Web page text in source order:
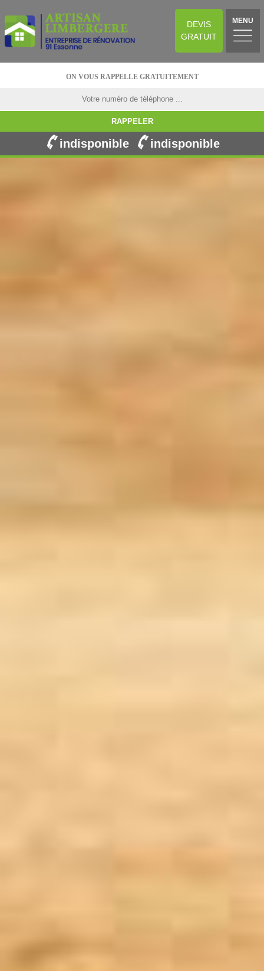
DEVIS
GRATUIT
MENU
ON VOUS RAPPELLE GRATUITEMENT
indisponible indisponible